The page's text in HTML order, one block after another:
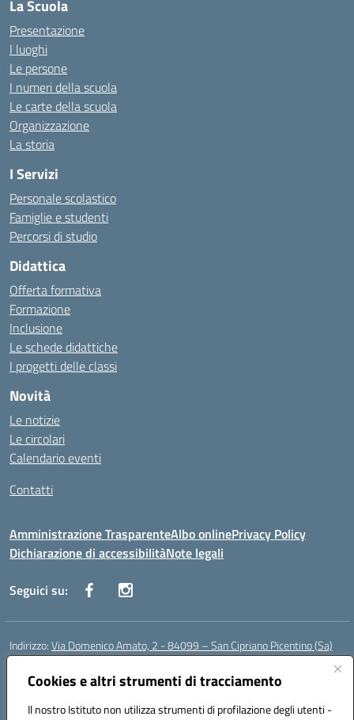
Cookies e altri strumenti di tracciamento
Il nostro Istituto non utilizza strumenti di profilazione degli utenti -
La Scuola
Presentazione
I luoghi
Le persone
I numeri della scuola
Le carte della scuola
Organizzazione
La storia
I Servizi
Personale scolastico
Famiglie e studenti
Percorsi di studio
Didattica
Offerta formativa
Formazione
Inclusione
Le schede didattiche
I progetti delle classi
Novità
Le notizie
Le circolari
Calendario eventi
Contatti
Amministrazione TrasparenteAlbo onlinePrivacy Policy
Dichiarazione di accessibilitàNote legali
Seguici su:
Indirizzo:Via Domenico Amato, 2 - 84099 – San Cipriano Picentino (Sa)
Centralino:
Posta elettronica certificata (PEC):saic87700c@pec.istruzione.it
Codice fiscale: 95075020651